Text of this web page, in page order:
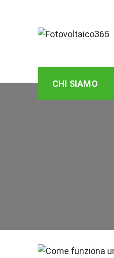
CHI SIAMO